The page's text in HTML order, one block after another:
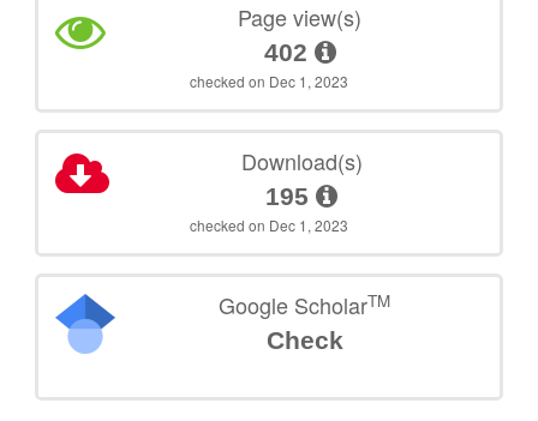
Page view(s)
402
checked on Dec 1, 2023
Download(s)
195
checked on Dec 1, 2023
Google ScholarTM
Check